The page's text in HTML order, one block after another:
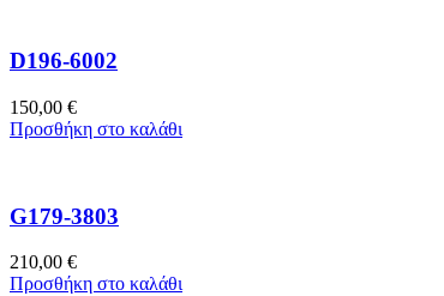
D196-6002
150,00 €
Προσθήκη στο καλάθι
G179-3803
210,00 €
Προσθήκη στο καλάθι